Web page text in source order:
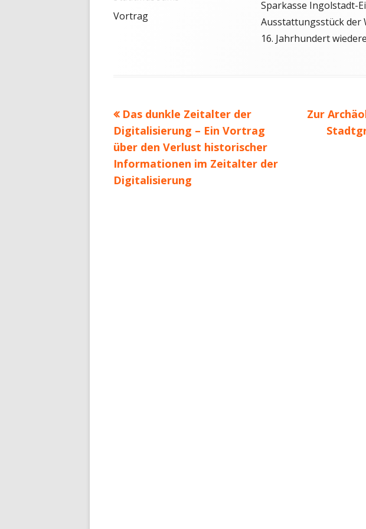
MITGLIED
Vortrag
Sparkasse Ingolstadt-
Ausstattungsstück der
16. Jahrhundert
Beitragsnavigation
Vorheriger
Beitrag:
Das dunkle Zeitalter der
Digitalisierung – Ein Vortrag
über den Verlust historischer
Informationen im Zeitalter der
Digitalisierung
Nächster
Beitrag
Zur